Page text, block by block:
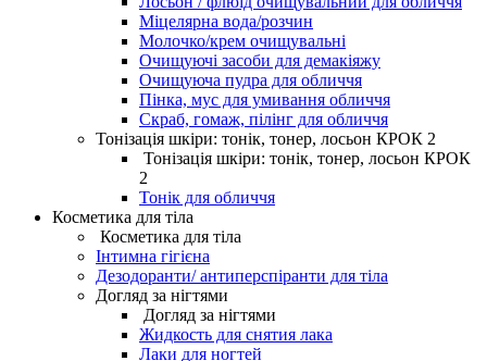
Міцелярна вода/розчин
Молочко/крем очищувальні
Очищуючі засоби для демакіяжу
Очищуюча пудра для обличчя
Пінка, мус для умивання обличчя
Скраб, гомаж, пілінг для обличчя
Тонізація шкіри: тонік, тонер, лосьон КРОК 2
Тонізація шкіри: тонік, тонер, лосьон КРОК
2
Тонік для обличчя
Косметика для тіла
Косметика для тіла
Інтимна гігієна
Дезодоранти/ антиперспіранти для тіла
Догляд за нігтями
Догляд за нігтями
Жидкость для снятия лака
Лаки для ногтей